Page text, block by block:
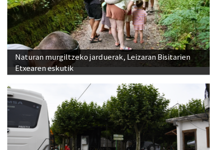
Naturan murgiltzeko jarduerak, Leizaran Bisitarien
Etxearen eskutik